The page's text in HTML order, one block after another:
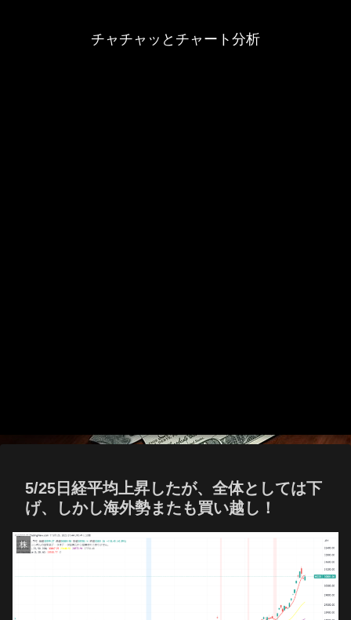
チャチャッとチャート分析
5/25日経平均上昇したが、全体としては下
げ、しかし海外勢またも買い越し！
株